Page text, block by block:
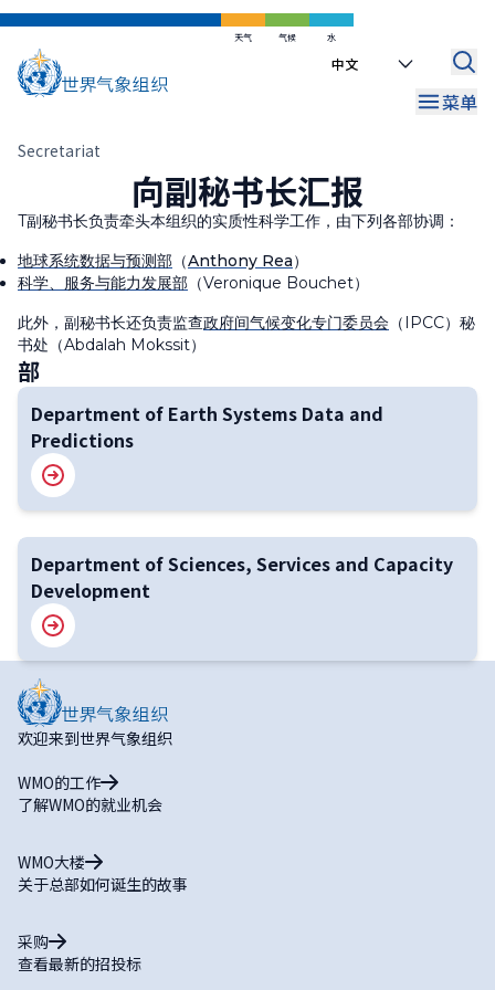
跳
天气 气候 水
Select
菜单
面
屑
Secretariat
向副秘书长汇报
T副秘书长负责牵头本组织的实质性科学工作，由下列各部协调：
地球系统数据与预测部 （Anthony Rea）
科学、服务与能力发展部 （Veronique Bouchet）
此外，副秘书长还负责监查政府间气候变化专门委员会 （IPCC）秘
书处（Abdalah Mokssit）
部
Department of Earth Systems Data and
Predictions
Department of Sciences, Services and Capacity
Development
欢迎来到世界气象组织
WMO的工作
了解WMO的就业机会
WMO大楼
关于总部如何诞生的故事
采购
查看最新的招投标